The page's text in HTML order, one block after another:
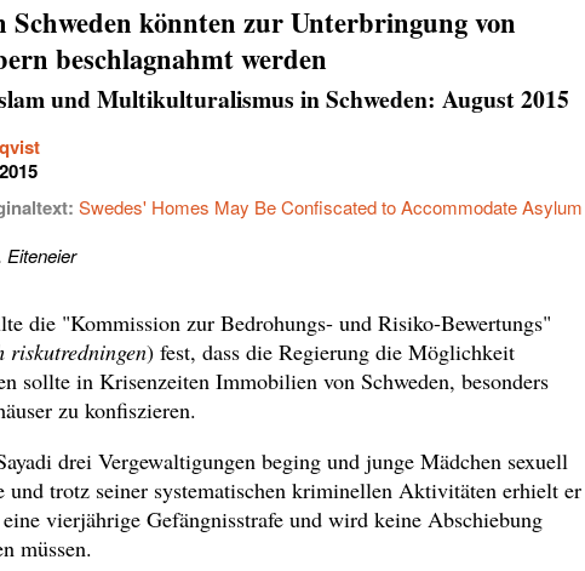
Schweden könnten zur Unterbringung von
beschlagnahmt werden
und Multikulturalismus in Schweden: August 2015
Swedes' Homes May Be Confiscated to Accommodate Asylum
Eiteneier
die "Kommission zur Bedrohungs- und Risiko-Bewertungs"
riskutredningen) fest, dass die Regierung die Möglichkeit
sollte in Krisenzeiten Immobilien von Schweden, besonders
zu konfiszieren.
drei Vergewaltigungen beging und junge Mädchen sexuell
und trotz seiner systematischen kriminellen Aktivitäten erhielt er
vierjährige Gefängnisstrafe und wird keine Abschiebung
müssen.